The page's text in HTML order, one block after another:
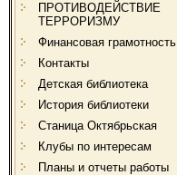
ПРОТИВОДЕЙСТВИЕ
ТЕРРОРИЗМУ
Финансовая грамотность
Контакты
Детская библиотека
История библиотеки
Станица Октябрьская
Клубы по интересам
Планы и отчеты работы